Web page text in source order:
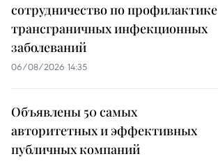
сотрудничество по профилактике
трансграничных инфекционных
заболеваний
06/08/2026 14:35
Объявлены 50 самых
авторитетных и эффективных
публичных компаний